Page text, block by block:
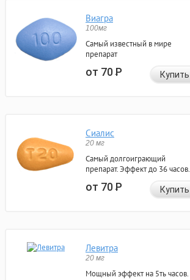
Виагра
100мг
Самый известный в мире
препарат
от 70Р Купить
Сиалис
20 мг
Самый долгоиграющий
препарат. Эффект до 36 часов.
от 70Р Купить
Левитра
20 мг
Мощный эффект на 5ть часов.